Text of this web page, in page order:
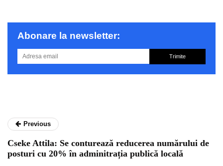
Abonare la newsletter:
Trimite
Previous
Cseke Attila: Se conturează reducerea numărului de
posturi cu 20% în adminitrația publică locală